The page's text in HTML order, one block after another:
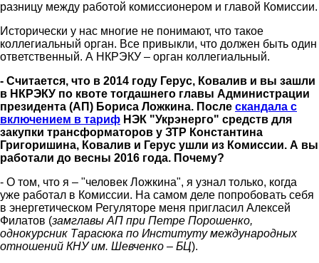
разницу между работой комиссионером и главой Комиссии.
Исторически у нас многие не понимают, что такое
коллегиальный орган. Все привыкли, что должен быть один
ответственный. А НКРЭКУ – орган коллегиальный.
- Считается, что в 2014 году Герус, Ковалив и вы зашли
в НКРЭКУ по квоте тогдашнего главы Администрации
президента (АП) Бориса Ложкина. После скандала с
включением в тариф НЭК "Укрэнерго" средств для
закупки трансформаторов у ЗТР Константина
Григоришина, Ковалив и Герус ушли из Комиссии. А вы
работали до весны 2016 года. Почему?
- О том, что я – "человек Ложкина", я узнал только, когда
уже работал в Комиссии. На самом деле попробовать себя
в энергетическом Регуляторе меня пригласил Алексей
Филатов (замглавы АП при Петре Порошенко,
однокурсник Тарасюка по Институту международных
отношений КНУ им. Шевченко – БЦ).